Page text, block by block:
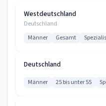
Westdeutschland
Deutschland
Männer Gesamt
Deutschland
Männer 25 bis unter 55